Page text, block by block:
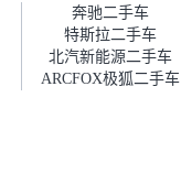
障。”
奔驰二手车
特斯拉二手车
北汽新能源二手车
ARCFOX极狐二手车